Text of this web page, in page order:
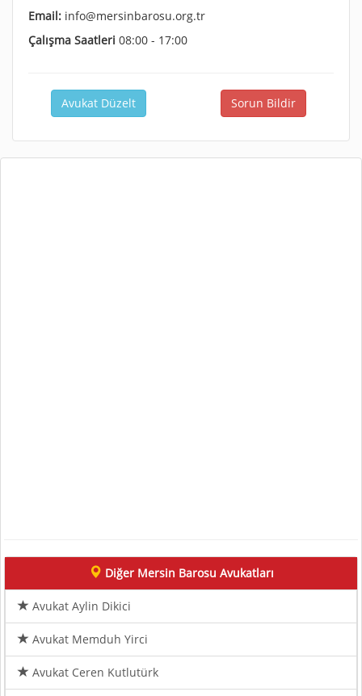
Email: info@mersinbarosu.org.tr
Çalışma Saatleri 08:00 - 17:00
Avukat Düzelt Sorun Bildir
Diğer Mersin Barosu Avukatları
Avukat Aylin Dikici
Avukat Memduh Yirci
Avukat Ceren Kutlutürk